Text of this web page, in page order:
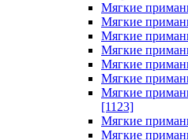
Мягкие
Мягкие
Мягкие
Мягкие
Мягкие
Мягкие
Мягкие
[1123]
Мягкие
Мягкие